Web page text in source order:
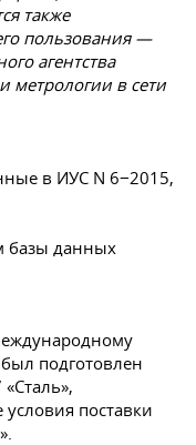
также
пользования —
агентства
метрологии в сети
в ИУС N 6−2015,
базы данных
подготовлен
условия поставки